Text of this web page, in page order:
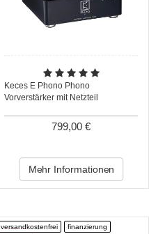
Keces E Phono Phono
Vorverstärker mit Netzteil
799,00 €
Mehr Informationen
versandkostenfrei
finanzierung